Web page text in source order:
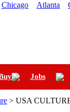
Chicago Atlanta
Jobs
> USA